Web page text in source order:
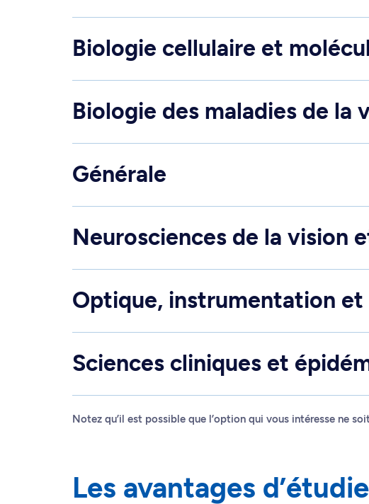
Biologie cellulaire et
Biologie des maladies de la
Générale
Neurosciences de la vision
Optique, instrumentation et
Sciences cliniques et
Notez qu’il est possible que l’option qui vous intéresse ne
Les avantages